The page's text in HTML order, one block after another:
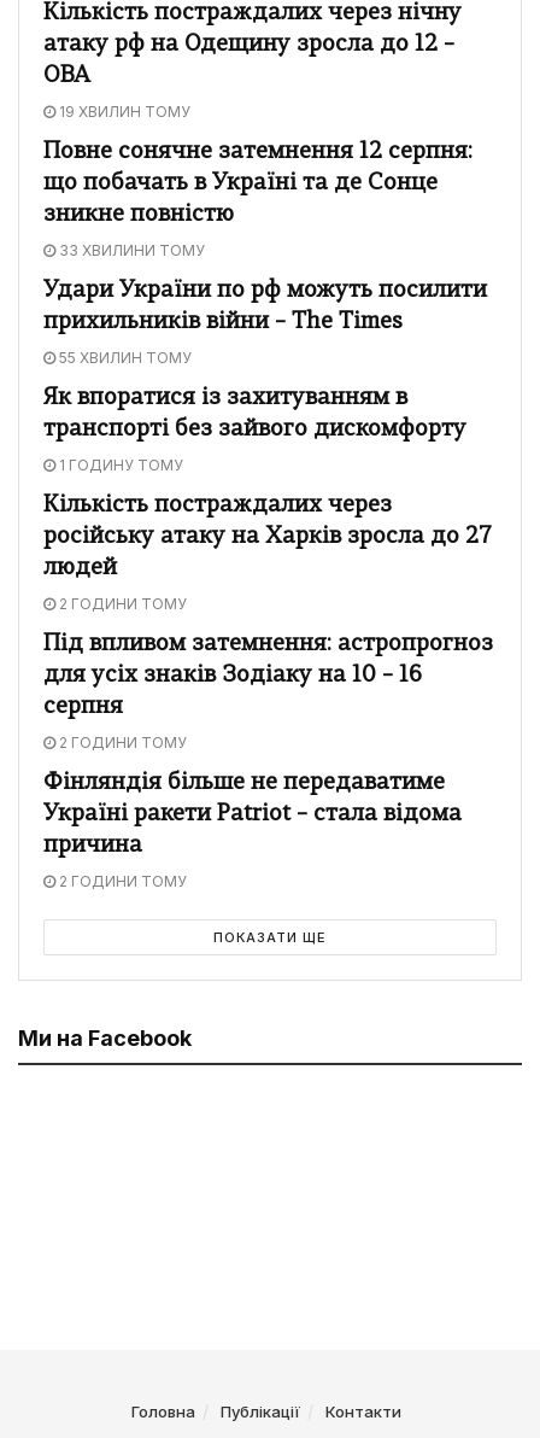
Кількість постраждалих через нічну
атаку рф на Одещину зросла до 12 –
ОВА
19 ХВИЛИН ТОМУ
Повне сонячне затемнення 12 серпня:
що побачать в Україні та де Сонце
зникне повністю
33 ХВИЛИНИ ТОМУ
Удари України по рф можуть посилити
прихильників війни – The Times
55 ХВИЛИН ТОМУ
Як впоратися із захитуванням в
транспорті без зайвого дискомфорту
1 ГОДИНУ ТОМУ
Кількість постраждалих через
російську атаку на Харків зросла до 27
людей
2 ГОДИНИ ТОМУ
Під впливом затемнення: астропрогноз
для усіх знаків Зодіаку на 10 – 16
серпня
2 ГОДИНИ ТОМУ
Фінляндія більше не передаватиме
Україні ракети Patriot – стала відома
причина
2 ГОДИНИ ТОМУ
ПОКАЗАТИ ЩЕ
Ми на Facebook
Головна Публікації Контакти